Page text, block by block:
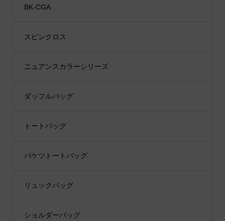
BK-CGA
スピンクロス
ニュアンスカラーシリーズ
ダッフルバッグ
トートバッグ
バケツトートバッグ
リュックバッグ
ショルダーバッグ